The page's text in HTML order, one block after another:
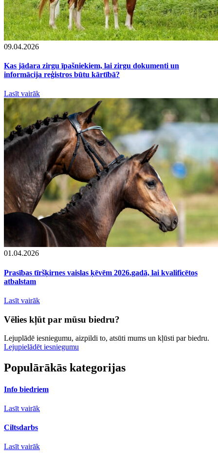
09.04.2026
Kas jādara zirgu īpašniekiem, lai zirgu dokumenti un
informācija reģistros būtu kārtībā?
Lasīt vairāk
01.04.2026
Prasības tīršķirnes vaislas ķēvēm 2026.gadā, lai kvalificētos
atbalstam
Lasīt vairāk
Vēlies kļūt par mūsu biedru?
Lejuplādē iesniegumu, aizpildi to, atsūti mums un kļūsti par biedru.
Lejupielādēt iesniegumu
Populārākās kategorijas
Info biedriem
Lasīt vairāk
Ciltsdarbs
Lasīt vairāk